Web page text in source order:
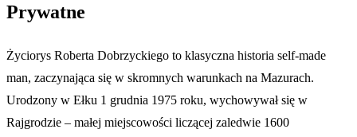
Prywatne
Życiorys Roberta Dobrzyckiego to klasyczna historia self-made
man, zaczynająca się w skromnych warunkach na Mazurach.
Urodzony w Ełku 1 grudnia 1975 roku, wychowywał się w
Rajgrodzie – małej miejscowości liczącej zaledwie 1600